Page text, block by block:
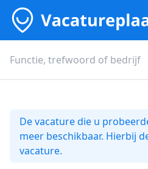
De vacature die u
meer beschikbaar. Hierbij
vacature.